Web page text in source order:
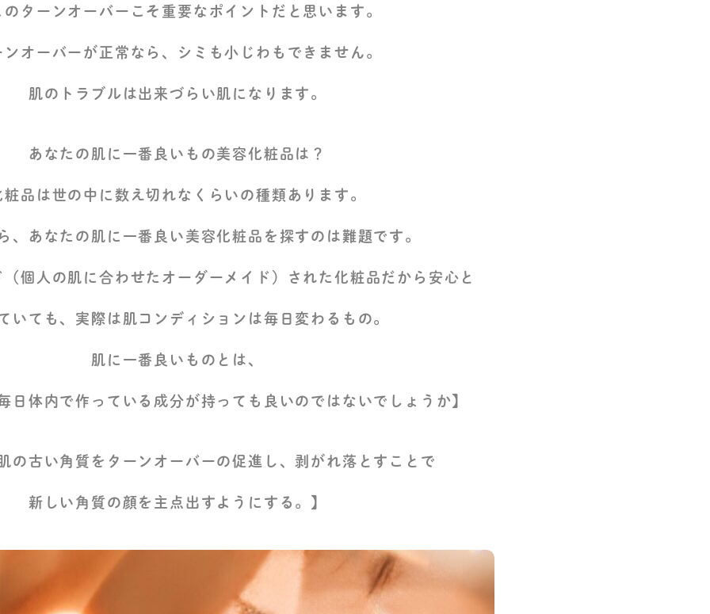
のターンオーバーこそ重要なポイントだと思います。
ンオーバーが正常なら、シミも小じわもできません。
肌のトラブルは出来づらい肌になります。
あなたの肌に一番良いもの美容化粧品は？
粧品は世の中に数え切れなくらいの種類あります。
、あなたの肌に一番良い美容化粧品を探すのは難題です。
個人の肌に合わせたオーダーメイド）された化粧品だから安心と
いても、実際は肌コンディションは毎日変わるもの。
肌に一番良いものとは、
日体内で作っている成分が持っても良いのではないでしょうか】
の古い角質をターンオーバーの促進し、剥がれ落とすことで
新しい角質の顔を主点出すようにする。】